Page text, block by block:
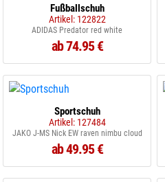
Fußballschuh
Artikel: 122822
ADIDAS Predator red white
ab 74.95 €
Sportschuh
Artikel: 127484
JAKO J-MS Nick EW raven nimbu cloud
ab 49.95 €